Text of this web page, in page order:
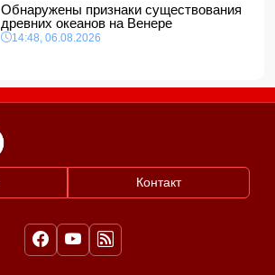
Обнаружены признаки существования
древних океанов на Венере
14:48, 06.08.2026
Контакт